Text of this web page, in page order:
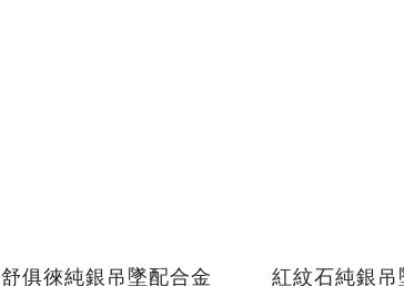
舒俱徠純銀吊墜配合金
紅紋石純銀吊